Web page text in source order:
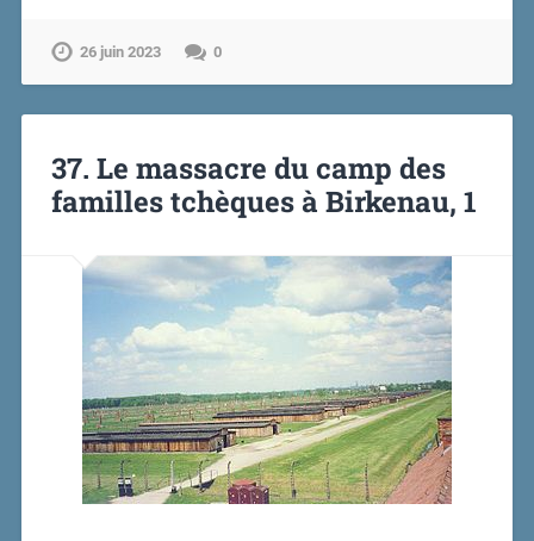
26 juin 2023 0
37. Le massacre du camp des
familles tchèques à Birkenau, 1